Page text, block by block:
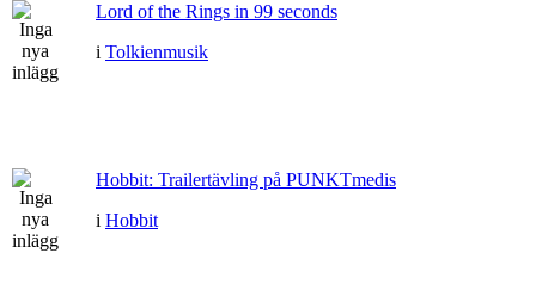
Lord of the Rings in 99 seconds
i Tolkienmusik
Hobbit: Trailertävling på PUNKTmedis
i Hobbit